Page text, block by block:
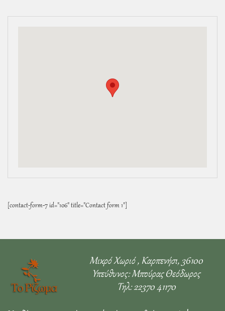
[contact-form-7 id="106" title="Contact form 1"]
Μικρό Χωριό , Καρπενήσι, 36100
Υπεύθυνος: Μπούρας Θεόδωρος
Τηλ: 22370 41170